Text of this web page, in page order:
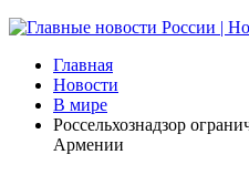
Главная
Новости
В мире
Россельхознадзор
Армении